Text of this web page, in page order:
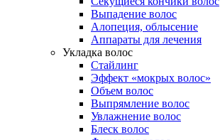
Выпадение волос
Алопеция, облысение
Аппараты для лечения
Укладка волос
Стайлинг
Эффект «мокрых волос»
Объем волос
Выпрямление волос
Увлажнение волос
Блеск волос